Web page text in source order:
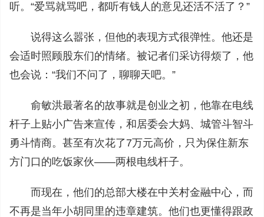
听。“爱骂就骂吧，都听有钱人的意见还活不活了？”
说得这么嚣张，但他的表现方式很弹性。他还是
会适时照顾股东们的情绪。被记者们采访得烦了，他
也会说：“我们不问了，聊聊天吧。”
俞敏洪最著名的故事就是创业之初，他靠在电线
杆子上贴小广告来宣传，和居委会大妈、城管斗智斗
勇斗情商。甚至有次花了7万元高价，只为保住新东
方门口的吃饭家伙——两根电线杆子。
而现在，他们的总部大楼在中关村金融中心，而
不再是当年小胡同里的违章建筑。他们也更懂得跟政